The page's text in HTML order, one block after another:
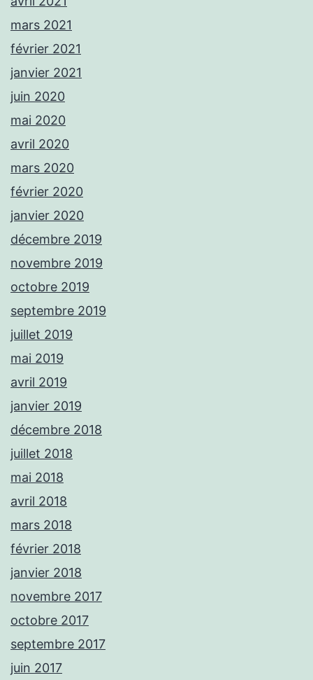
mars 2021
février 2021
janvier 2021
juin 2020
mai 2020
avril 2020
mars 2020
février 2020
janvier 2020
décembre 2019
novembre 2019
octobre 2019
septembre 2019
juillet 2019
mai 2019
avril 2019
janvier 2019
décembre 2018
juillet 2018
mai 2018
avril 2018
mars 2018
février 2018
janvier 2018
novembre 2017
octobre 2017
septembre 2017
juin 2017